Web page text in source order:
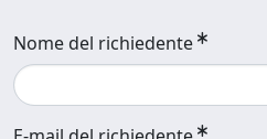
Nome del richiedente